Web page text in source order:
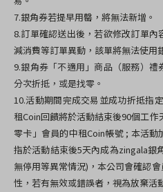
7.銀角券若提早用罄，將無法新增。
8.訂單確認送出後，若欲修改訂單
減消費等訂單異動，該單將無法使用
9.銀角券「不適用」商品（服務）禮
分次折抵，或是找零。
10.活動期間完成交易並成功折抵指
租Coin回饋將於活動結束後90個工
零卡」會員的中租Coin帳號 ; 本活動
指於活動結束後5天內成為zingala銀
無停用等異常情況)，本公司會確認
性，若有無效或錯誤者，視為放棄活